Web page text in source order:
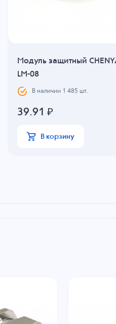
Модуль защитный
LM-08
В наличии 1 485 шт.
39.91 ₽
В корзину